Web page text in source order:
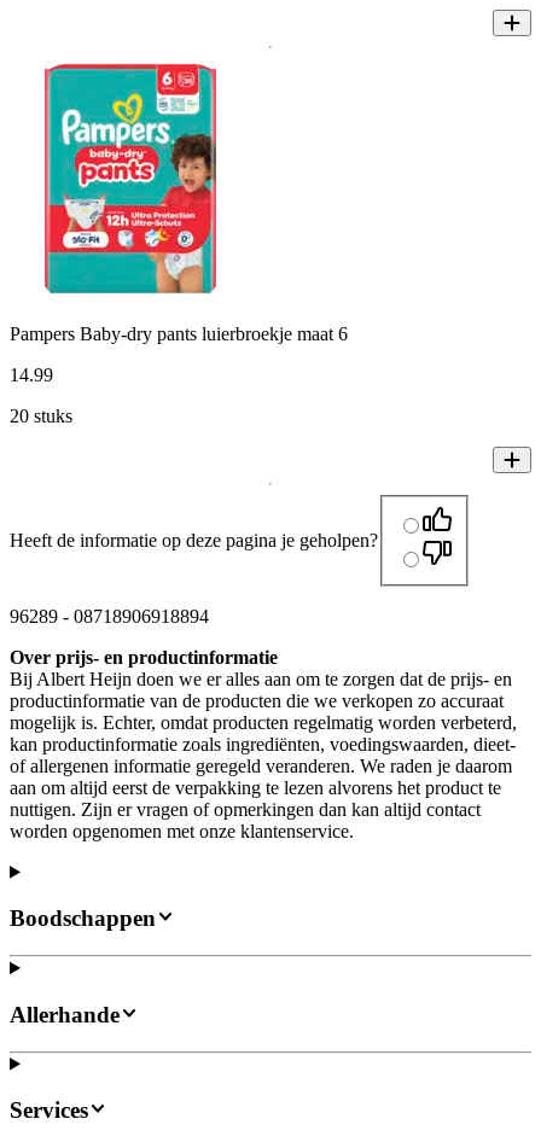
Pampers Baby-dry pants luierbroekje maat 6
14.99
20 stuks
Heeft de informatie op deze pagina je geholpen?
96289 - 08718906918894
Over prijs- en productinformatie
Bij Albert Heijn doen we er alles aan om te zorgen dat de prijs- en
productinformatie van de producten die we verkopen zo accuraat
mogelijk is. Echter, omdat producten regelmatig worden verbeterd,
kan productinformatie zoals ingrediënten, voedingswaarden, dieet-
of allergenen informatie geregeld veranderen. We raden je daarom
aan om altijd eerst de verpakking te lezen alvorens het product te
nuttigen. Zijn er vragen of opmerkingen dan kan altijd contact
worden opgenomen met onze klantenservice.
Boodschappen
Allerhande
Services